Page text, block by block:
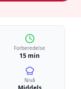
Forberedelse
15 min
Nivå